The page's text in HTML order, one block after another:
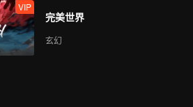
VIP
完美世界
玄幻